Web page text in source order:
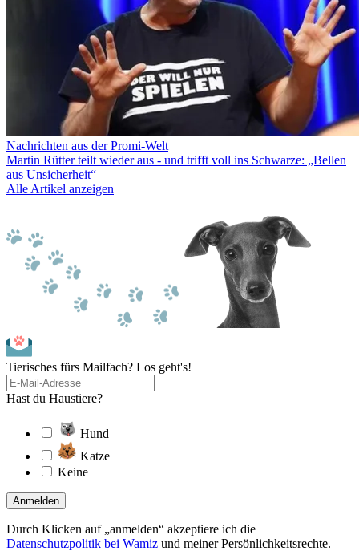
Nachrichten aus der Promi-Welt
Martin Rütter teilt wieder aus - und trifft voll ins Schwarze: „Bellen
aus Unsicherheit“
Alle Artikel anzeigen
Tierisches fürs Mailfach? Los geht's!
Hast du Haustiere?
Hund
Katze
Keine
Anmelden
Durch Klicken auf „anmelden“ akzeptiere ich die
Datenschutzpolitik bei Wamiz und meiner Persönlichkeitsrechte.